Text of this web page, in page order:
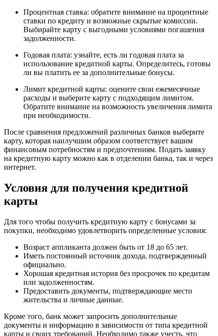
Процентная ставка: обратите внимание на процентные
ставки по кредиту и возможные скрытые комиссии.
Выбирайте карту с выгодными условиями погашения
задолженности.
Годовая плата: узнайте, есть ли годовая плата за
использование кредитной карты. Определитесь, готовы
ли вы платить ее за дополнительные бонусы.
Лимит кредитной карты: оцените свои ежемесячные
расходы и выберите карту с подходящим лимитом.
Обратите внимание на возможность увеличения лимита
при необходимости.
После сравнения предложений различных банков выберите
карту, которая наилучшим образом соответствует вашим
финансовым потребностям и предпочтениям. Подать заявку
на кредитную карту можно как в отделении банка, так и через
интернет.
Условия для получения кредитной
карты
Для того чтобы получить кредитную карту с бонусами за
покупки, необходимо удовлетворить определенные условия:
Возраст аппликанта должен быть от 18 до 65 лет.
Иметь постоянный источник дохода, подтвержденный
официально.
Хорошая кредитная история без просрочек по кредитам
или задолженностям.
Предоставить документы, подтверждающие место
жительства и личные данные.
Кроме того, банк может запросить дополнительные
документы и информацию в зависимости от типа кредитной
карты и своих требований. Необходимо также учесть, что